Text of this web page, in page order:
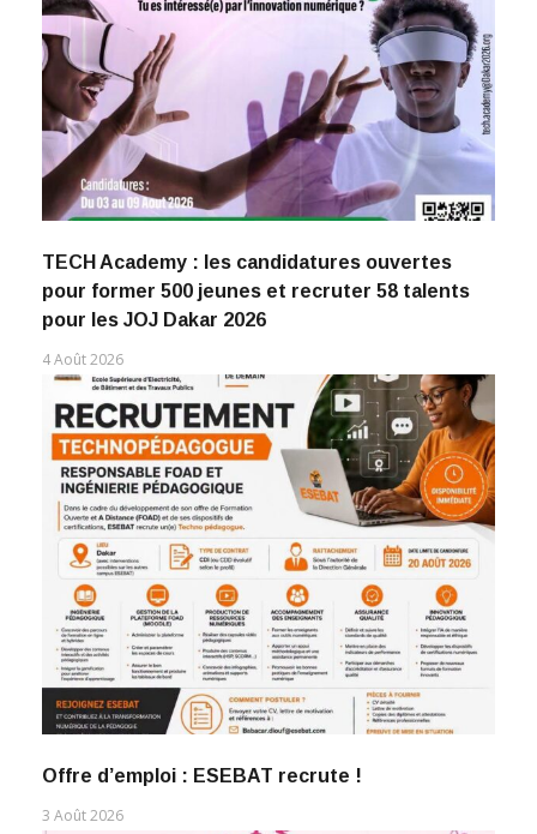
TECH Academy : les candidatures ouvertes
pour former 500 jeunes et recruter 58 talents
pour les JOJ Dakar 2026
4 Août 2026
Offre d’emploi : ESEBAT recrute !
3 Août 2026